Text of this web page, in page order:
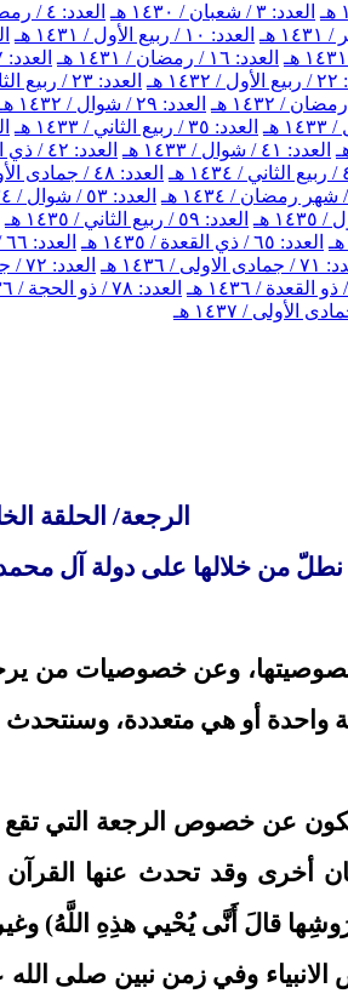
العدد: ٣ / شعبان / ١٤٣٠ هـ العدد: ٤ / رمضان / ١٤٣٠ هـ
العدد: ١٠ / ربيع الأول / ١٤٣١ هـ
العدد: ١٦ / رمضان / ١٤٣١ هـ العدد: ١٧ / شوال / ١٤٣١ هـ
العدد: ٢٣ / ربيع الثاني / ١٤٣٢ هـ
العدد: ٢٩ / شوال / ١٤٣٢ هـ
العدد: ٣٥ / ربيع الثاني / ١٤٣٣ هـ
العدد: ٤١ / شوال / ١٤٣٣ هـ العدد: ٤٢ / ذي القعدة / ١٤٣٣ هـ
العدد: ٤٨ / جمادى الأولى / ١٤٣٤ هـ
العدد: ٥٣ / شوال / ١٤٣٤ هـ
العدد: ٥٩ / ربيع الثاني / ١٤٣٥ هـ
العدد: ٦٥ / ذي القعدة / ١٤٣٥ هـ العدد: ٦٦ / ذي الحجة / ١٤٣٥ هـ
/ ١٤٣٦ هـ العدد: ٧٢ / جمادى الآخرة / ١٤٣٦ هـ
العدد: ٧٨ / ذو الحجة / ١٤٣٦ هـ
الأولى / ١٤٣٧ هـ
الرجعة/ الحلقة
نطلّ من خلالها على دولة آل
وعن خصوصيات من
واحدة أو هي متعددة، وسنتحدث
عن خصوص الرجعة التي تقع
أخرى وقد تحدث عنها
قالَ أَنَّى يُحْيي‏ هذِهِ اللَّهُ)
وفي زمن نبين صلى الله